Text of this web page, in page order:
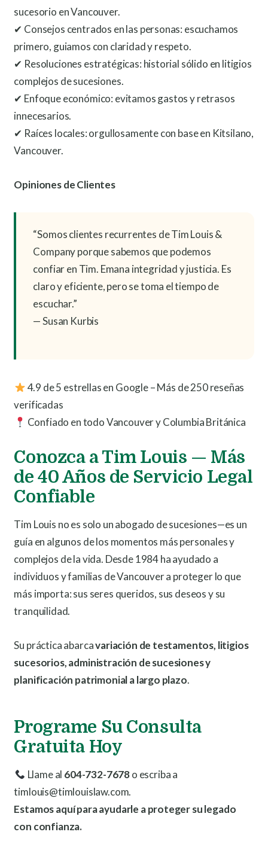
sucesorio en Vancouver.
✔ Consejos centrados en las personas: escuchamos
primero, guiamos con claridad y respeto.
✔ Resoluciones estratégicas: historial sólido en litigios
complejos de sucesiones.
✔ Enfoque económico: evitamos gastos y retrasos
innecesarios.
✔ Raíces locales: orgullosamente con base en Kitsilano,
Vancouver.
Opiniones de Clientes
“Somos clientes recurrentes de Tim Louis &
Company porque sabemos que podemos
confiar en Tim. Emana integridad y justicia. Es
claro y eficiente, pero se toma el tiempo de
escuchar.”
— Susan Kurbis
4.9 de 5 estrellas en Google – Más de 250 reseñas
verificadas
Confiado en todo Vancouver y Columbia Británica
Conozca a Tim Louis — Más
de 40 Años de Servicio Legal
Confiable
Tim Louis no es solo un abogado de sucesiones—es un
guía en algunos de los momentos más personales y
complejos de la vida. Desde 1984 ha ayudado a
individuos y familias de Vancouver a proteger lo que
más importa: sus seres queridos, sus deseos y su
tranquilidad.
Su práctica abarcavariación de testamentos, litigios
sucesorios, administración de sucesiones y
planificación patrimonial a largo plazo.
Programe Su Consulta
Gratuita Hoy
Llame al 604-732-7678o escriba a
timlouis@timlouislaw.com.
Estamos aquí para ayudarle a proteger su legado
con confianza.